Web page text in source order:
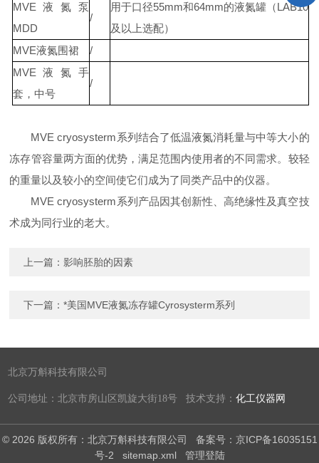
MVE液氮泵
MDD
/
用于口径55mm和64mm的液氮罐（LAB10
及以上选配）
MVE液氮围裙
/
MVE液氮手
套，中号
/
MVE cryosysterm系列结合了低温液氮消耗量与中等大小的
冻存管容量两方面的优势，满足范围内使用者的不同需求。较轻
的重量以及较小的空间使它们成为了同类产品中的仪器。
MVE cryosysterm系列产品因其创新性、高绝缘性及真空技
术成为同行业的老大。
上一篇：影响胚胎的因素
下一篇：*美国MVE液氮冻存罐Cyrosysterm系列
北京万斛科技有限公司
公司地址：北京市房山区凯旋大街18号 技术支持：化工仪器网
© 2026 版权所有：北京万斛科技有限公司 备案号：京ICP备16035151
号-2
sitemap.xml 管理登陆